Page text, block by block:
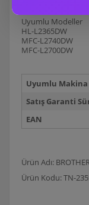
Uyumlu Modeller
HL-L2365DW
MFC-L2740DW
MFC-L2700DW
Uyumlu
Satış Garanti
EAN
Ürün Adı:
Ürün Kodu: TN-